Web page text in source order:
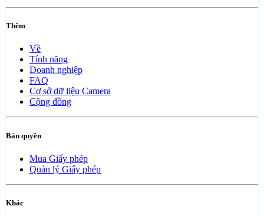
Thêm
Về
Tính năng
Doanh nghiệp
FAQ
Cơ sở dữ liệu Camera
Cộng đồng
Bản quyền
Mua Giấy phép
Quản lý Giấy phép
Khác